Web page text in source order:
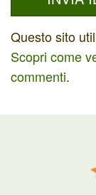
Questo sito
Scopri come
commenti.